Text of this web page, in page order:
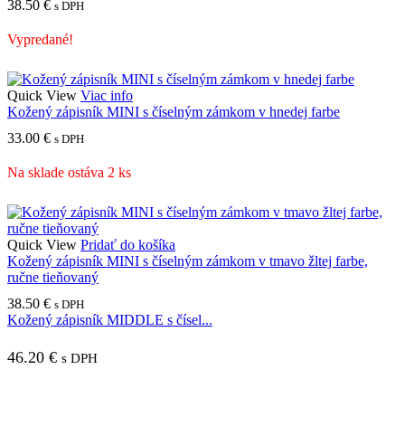
38.50 € s DPH
Vypredané!
Quick View Viac info
Kožený zápisník MINI s číselným zámkom v hnedej farbe
33.00 € s DPH
Na sklade ostáva 2 ks
Quick View Pridať do košíka
Kožený zápisník MINI s číselným zámkom v tmavo žltej farbe,
ručne tieňovaný
38.50 € s DPH
Kožený zápisník MIDDLE s čísel...
46.20 € s DPH